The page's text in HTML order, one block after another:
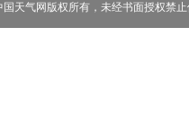
国天气网版权所有，未经书面授权